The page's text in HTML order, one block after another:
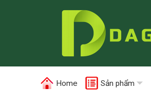
Home Sản phẩm